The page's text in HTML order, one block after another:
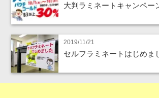
大判ラミネートキャンペー
2019/11/21
セルフラミネートはじめま